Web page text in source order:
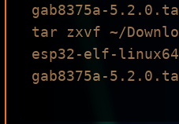
gab8375a-
tar zxvf ~/
esp32-elf-
gab8375a-